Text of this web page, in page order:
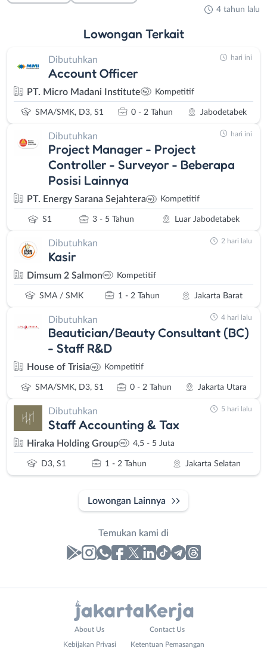
4 tahun lalu
Lowongan Terkait
Dibutuhkan
Account Officer
PT. Micro Madani Institute Kompetitif
SMA/SMK, D3, S1 0 - 2 Tahun Jabodetabek
hari ini
Dibutuhkan
Project Manager - Project
Controller - Surveyor - Beberapa
Posisi Lainnya
PT. Energy Sarana Sejahtera Kompetitif
S1 3 - 5 Tahun Luar Jabodetabek
hari ini
Dibutuhkan
Kasir
Dimsum 2 Salmon Kompetitif
SMA / SMK 1 - 2 Tahun Jakarta Barat
2 hari lalu
Dibutuhkan
Beautician/Beauty Consultant (BC)
- Staff R&D
House of Trisia Kompetitif
SMA/SMK, D3, S1 0 - 2 Tahun Jakarta Utara
4 hari lalu
Dibutuhkan
Staff Accounting & Tax
Hiraka Holding Group 4,5 - 5 Juta
D3, S1 1 - 2 Tahun Jakarta Selatan
5 hari lalu
Lowongan Lainnya
Temukan kami di
About Us Contact Us
Kebijakan Privasi Ketentuan Pemasangan